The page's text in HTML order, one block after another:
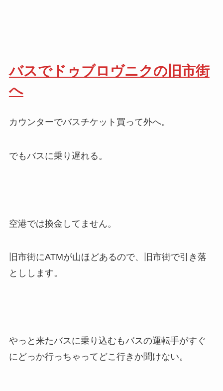
バスでドゥブロヴニクの旧市街
へ
カウンターでバスチケット買って外へ。
でもバスに乗り遅れる。
空港では換金してません。
旧市街にATMが山ほどあるので、旧市街で引き落
としします。
やっと来たバスに乗り込むもバスの運転手がすぐ
にどっか行っちゃってどこ行きか聞けない。